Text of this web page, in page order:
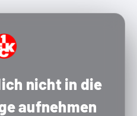
nicht in die
aufnehmen